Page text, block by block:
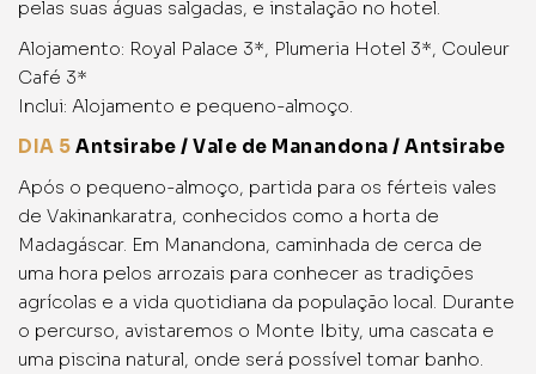
pelas suas águas salgadas, e instalação no hotel.
Alojamento: Royal Palace 3*, Plumeria Hotel 3*, Couleur
Café 3*
Inclui: Alojamento e pequeno-almoço.
DIA 5 Antsirabe / Vale de Manandona / Antsirabe
Após o pequeno-almoço, partida para os férteis vales
de Vakinankaratra, conhecidos como a horta de
Madagáscar. Em Manandona, caminhada de cerca de
uma hora pelos arrozais para conhecer as tradições
agrícolas e a vida quotidiana da população local. Durante
o percurso, avistaremos o Monte Ibity, uma cascata e
uma piscina natural, onde será possível tomar banho.